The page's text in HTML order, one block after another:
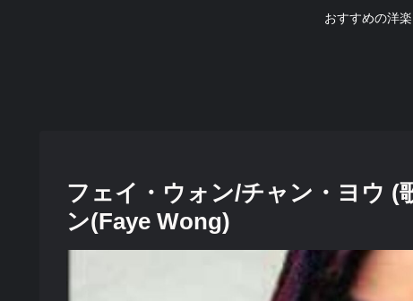
おすすめの洋
フェイ・ウォン/チャン・ヨウ (
ン(Faye Wong)